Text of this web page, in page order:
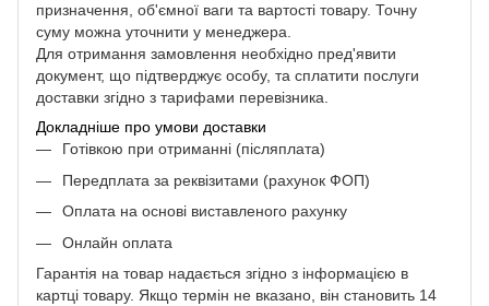
призначення, об'ємної ваги та вартості товару. Точну
суму можна уточнити у менеджера.
Для отримання замовлення необхідно пред'явити
документ, що підтверджує особу, та сплатити послуги
доставки згідно з тарифами перевізника.
Докладніше про умови доставки
Готівкою при отриманні (післяплата)
Передплата за реквізитами (рахунок ФОП)
Оплата на основі виставленого рахунку
Онлайн оплата
Гарантія на товар надається згідно з інформацією в
картці товару. Якщо термін не вказано, він становить 14